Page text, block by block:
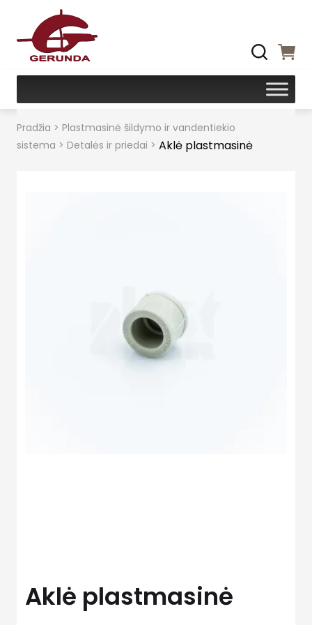
Pradžia > Plastmasinė šildymo ir vandentiekio
sistema > Detalės ir priedai > Aklė plastmasinė
Aklė plastmasinė